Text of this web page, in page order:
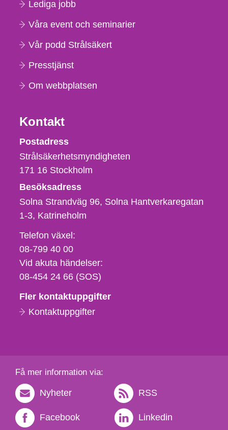
Lediga jobb
Våra event och seminarier
Vår podd Strålsäkert
Presstjänst
Om webbplatsen
Kontakt
Strålsäkerhetsmyndigheten
Postadress
Strålsäkerhetsmyndigheten
171 16 Stockholm
Besöksadress
Solna Strandväg 96, Solna Hantverkaregatan
1-3 Katrineholm
Telefon,
fax
och
e-
Telefon växel:
08-799 40 00
Vid akuta händelser:
08-454 24 66 (SOS)
Fler kontaktuppgifter
Kontaktuppgifter
Få mer information via:
Nyheter RSS
Facebook Linkedin